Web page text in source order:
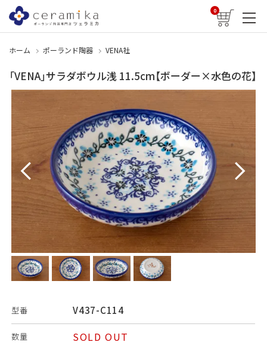
0
ホーム ポーランド陶器 VENA社
「VENA」サラダボウル浅 11.5cm【ボーダー×水色の花】
型番 V437-C114
数量 SOLD OUT